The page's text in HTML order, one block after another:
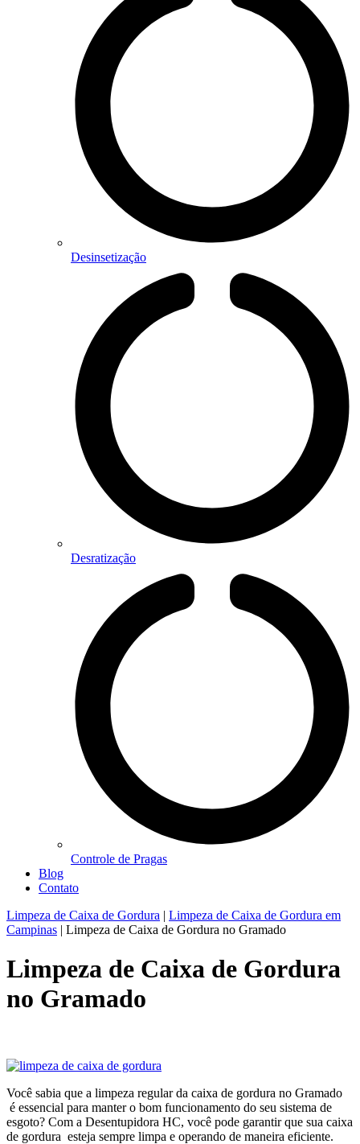
Desinsetização
Desratização
Controle de Pragas
Blog
Contato
Limpeza de Caixa de Gordura | Limpeza de Caixa de Gordura em
Campinas | Limpeza de Caixa de Gordura no Gramado
Limpeza de Caixa de Gordura
no Gramado
Você sabia que a limpeza regular da caixa de gordura no Gramado
é essencial para manter o bom funcionamento do seu sistema de
esgoto? Com a Desentupidora HC, você pode garantir que sua caixa
de gordura esteja sempre limpa e operando de maneira eficiente.